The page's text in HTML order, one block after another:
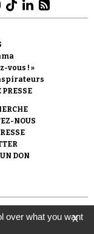
vous ! »
PRESSE
NOUS
DON
de
de 1901) avec
Shoah.
X
over what you want